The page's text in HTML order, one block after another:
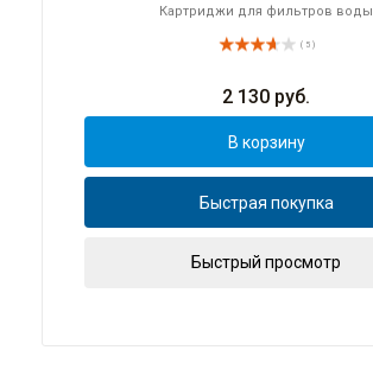
Картриджи для фильтров воды
( 5 )
2 130 руб.
В корзину
Быстрая покупка
Быстрый просмотр